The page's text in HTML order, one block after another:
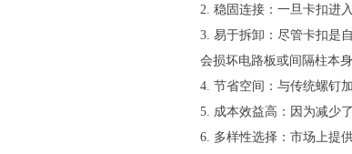
2. 稳固连接：一旦卡扣进
3. 易于拆卸：尽管卡扣是
会损坏电路板或间隔柱本身
4. 节省空间：与传统螺钉
5. 成本效益高：因为减少
6. 多样性选择：市场上提